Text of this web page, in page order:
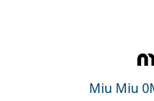
Miu Miu